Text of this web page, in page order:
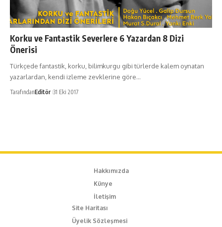
Korku ve Fantastik Severlere 6 Yazardan 8 Dizi
Önerisi
Türkçede fantastik, korku, bilimkurgu gibi türlerde kalem oynatan
yazarlardan, kendi izleme zevklerine göre…
TarafındanEditör 31 Eki 2017
Hakkımızda
Künye
İletişim
Site Haritası
Üyelik Sözleşmesi